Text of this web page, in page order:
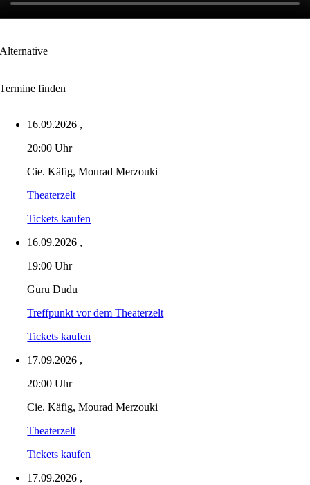
Alternative
Termine finden
16.09.2026 ,
20:00 Uhr
Cie. Käfig, Mourad Merzouki
Theaterzelt
Tickets kaufen
16.09.2026 ,
19:00 Uhr
Guru Dudu
Treffpunkt vor dem Theaterzelt
Tickets kaufen
17.09.2026 ,
20:00 Uhr
Cie. Käfig, Mourad Merzouki
Theaterzelt
Tickets kaufen
17.09.2026 ,